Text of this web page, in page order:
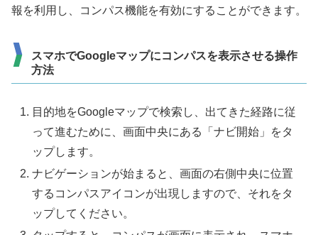
報を利用し、コンパス機能を有効にすることができます。
スマホでGoogleマップにコンパスを表示させる操作
方法
目的地をGoogleマップで検索し、出てきた経路に従
って進むために、画面中央にある「ナビ開始」をタ
ップします。
ナビゲーションが始まると、画面の右側中央に位置
するコンパスアイコンが出現しますので、それをタ
ップしてください。